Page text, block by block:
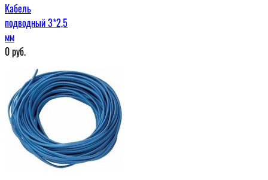
Кабель
подводный 3*2,5
мм
0руб.